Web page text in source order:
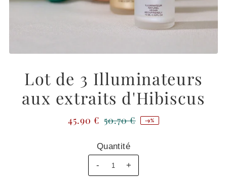
Lot de 3 Illuminateurs
aux extraits d'Hibiscus
45.90 € 50.70 € -9%
Quantité
-
+